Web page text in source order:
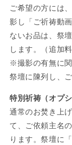
ご希望の方には
影し「ご祈祷動
ないお品は、祭
します。
（追加
※撮影の有無に
祭壇に陳列し、
特別祈祷（オプシ
通常のお焚き上
て、ご依頼主名
ります。祭壇に